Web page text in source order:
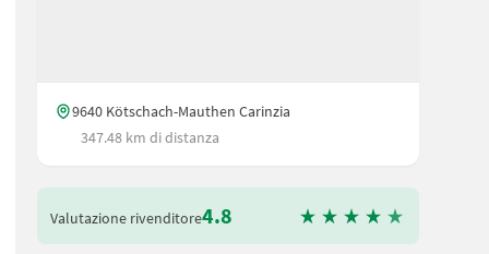
idraulico per trattori a partire da 80 PS - Larghezza di
9640 Kötschach-Mauthen Carinzia
347.48 km di distanza
Valutazione rivenditore4.8